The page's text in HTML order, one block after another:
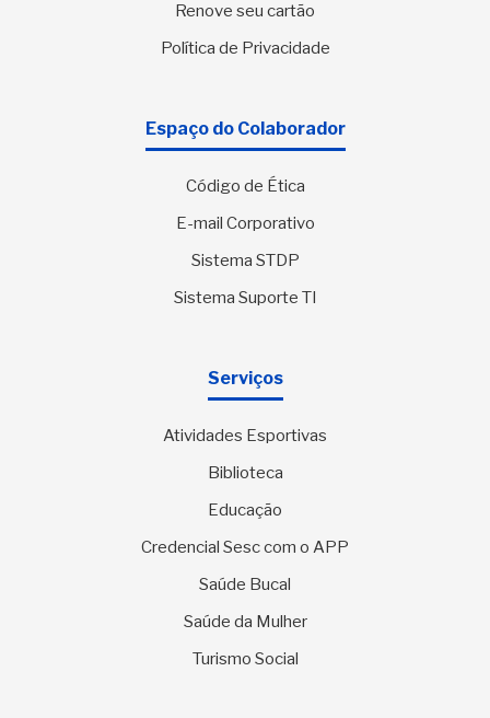
Renove seu cartão
Política de Privacidade
Espaço do Colaborador
Código de Ética
E-mail Corporativo
Sistema STDP
Sistema Suporte TI
Serviços
Atividades Esportivas
Biblioteca
Educação
Credencial Sesc com o APP
Saúde Bucal
Saúde da Mulher
Turismo Social